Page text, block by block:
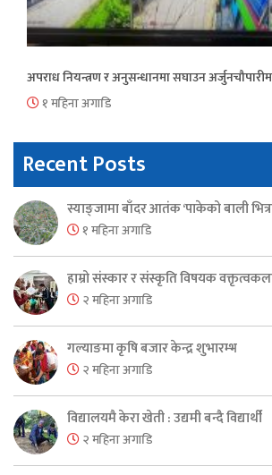
अपराध नियन्त्रण र अनुसन्धानमा सघाउन
१ महिना अगाडि
Recent Posts
स्याङ्जामा बाँदर आतंक ‘पाकेको बाली
१ महिना अगाडि
हाम्रो संस्कार र संस्कृति विषयक वक्तृत्वकला
२ महिना अगाडि
गल्याङमा कृषि बजार केन्द्र शुभारम्भ
२ महिना अगाडि
विद्यालयमै केरा खेती : उद्यमी बन्दै विद्यार्थी
२ महिना अगाडि